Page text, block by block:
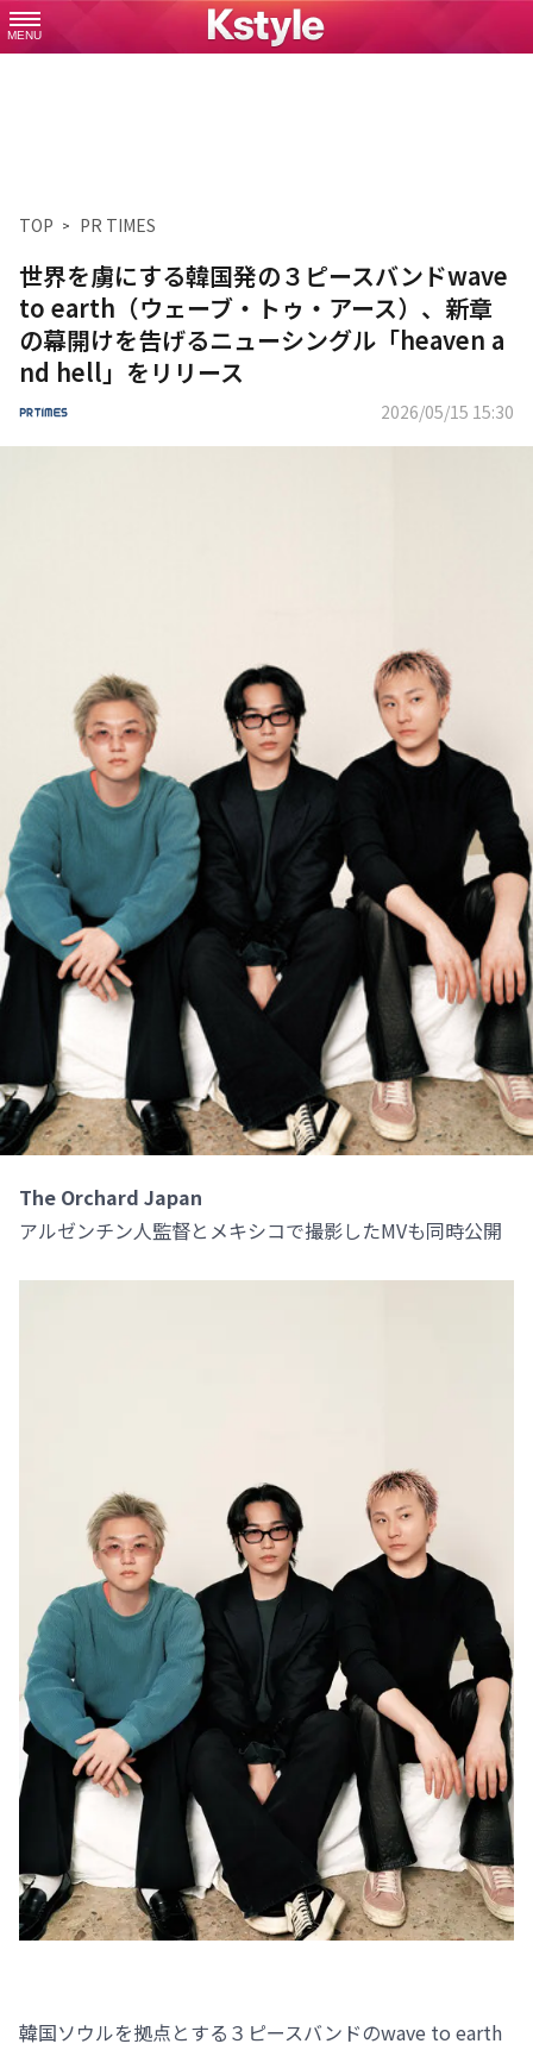
MENU
TOP PR TIMES
世界を虜にする韓国発の３ピースバンドwave
to earth（ウェーブ・トゥ・アース）、新章
の幕開けを告げるニューシングル「heaven a
nd hell」をリリース
2026/05/15 15:30
The Orchard Japan
アルゼンチン人監督とメキシコで撮影したMVも同時公開
韓国ソウルを拠点とする３ピースバンドのwave to earth